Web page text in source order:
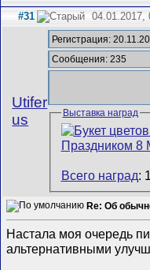
#31 04.01.2017,
Utifer
us
Регистрация:
Сообщения: 235
Выставка наград
Всего наград: 1
Re: Об
Настала моя очередь
альтернативными